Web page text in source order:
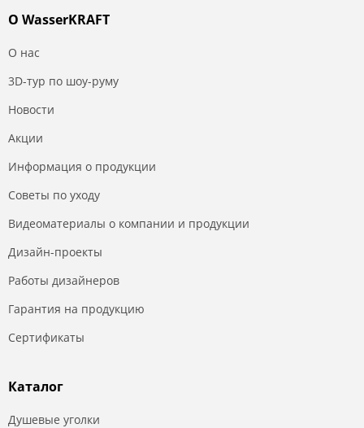
О WasserKRAFT
О нас
3D-тур по шоу-руму
Новости
Акции
Информация о продукции
Советы по уходу
Видеоматериалы о компании и продукции
Дизайн-проекты
Работы дизайнеров
Гарантия на продукцию
Сертификаты
Каталог
Душевые уголки